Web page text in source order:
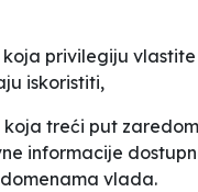
koja privilegiju
iskoristiti,
koja treći put
informacije
vlada.